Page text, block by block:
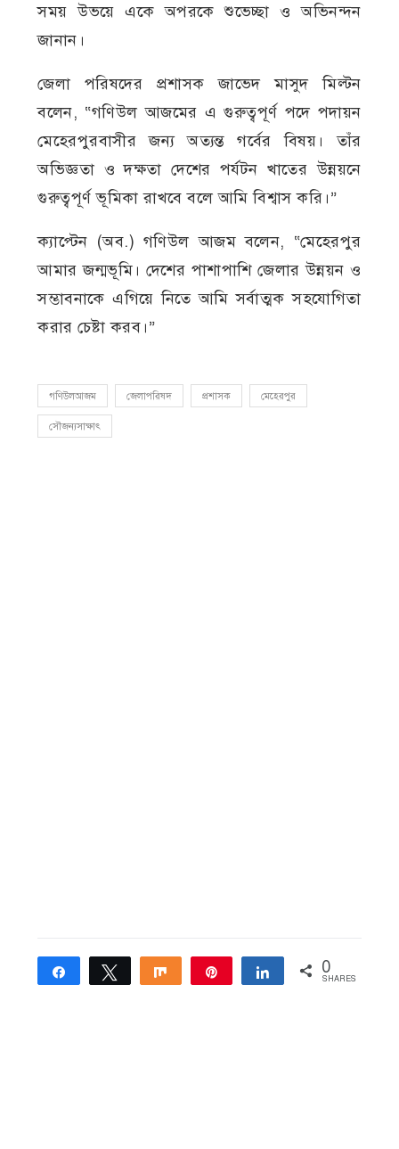
সময় উভয়ে একে অপরকে শুভেচ্ছা ও অভিনন্দন
জানান।
জেলা পরিষদের প্রশাসক জাভেদ মাসুদ মিল্টন
বলেন, “গণিউল আজমের এ গুরুত্বপূর্ণ পদে পদায়ন
মেহেরপুরবাসীর জন্য অত্যন্ত গর্বের বিষয়। তাঁর
অভিজ্ঞতা ও দক্ষতা দেশের পর্যটন খাতের উন্নয়নে
গুরুত্বপূর্ণ ভূমিকা রাখবে বলে আমি বিশ্বাস করি।”
ক্যাপ্টেন (অব.) গণিউল আজম বলেন, “মেহেরপুর
আমার জন্মভূমি। দেশের পাশাপাশি জেলার উন্নয়ন ও
সম্ভাবনাকে এগিয়ে নিতে আমি সর্বাত্মক সহযোগিতা
করার চেষ্টা করব।”
গণিউলআজম জেলাপরিষদ প্রশাসক মেহেরপুর
সৌজন্যসাক্ষাৎ
Share Tweet Share Share 0
SHARES